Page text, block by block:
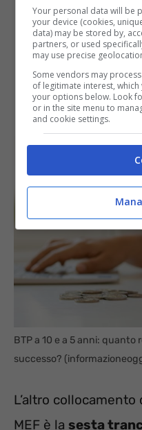
BTP a 10 e a 5 anni:
successo?
L’altro
MEF è la sesta
Your personal data will be
your device (cookies,
data) may be stored by,
partners, or used
may use precise
Some vendors may
of legitimate interest,
your options below. Look
or in the site menu to
and cookie settings.